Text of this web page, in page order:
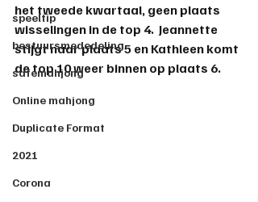
speeltip
bestuursmededeling
safemahjong
Online mahjong
Duplicate Format
2021
Corona
het tweede kwartaal, geen plaats
wisselingen in de top 4.  Jeannette
stijgt naar plaats 5 en Kathleen komt
de top 10 weer binnen op plaats 6.